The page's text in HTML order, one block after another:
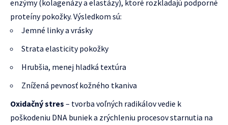
enzýmy (kolagenázy a elastázy), ktoré rozkladajú podporné
proteíny pokožky. Výsledkom sú:
Jemné linky a vrásky
Strata elasticity pokožky
Hrubšia, menej hladká textúra
Znížená pevnosť kožného tkaniva
Oxidačný stres – tvorba voľných radikálov vedie k
poškodeniu DNA buniek a zrýchleniu procesov starnutia na